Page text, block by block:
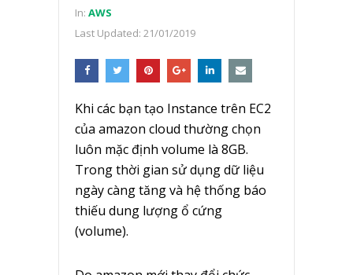
In: AWS
Last Updated: 21/01/2019
Khi các bạn tạo Instance trên EC2
của amazon cloud thường chọn
luôn mặc định volume là 8GB.
Trong thời gian sử dụng dữ liệu
ngày càng tăng và hệ thống báo
thiếu dung lượng ổ cứng
(volume).